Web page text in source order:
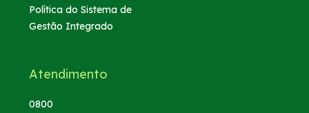
Política do Sistema de
Gestão Integrado
Atendimento
0800